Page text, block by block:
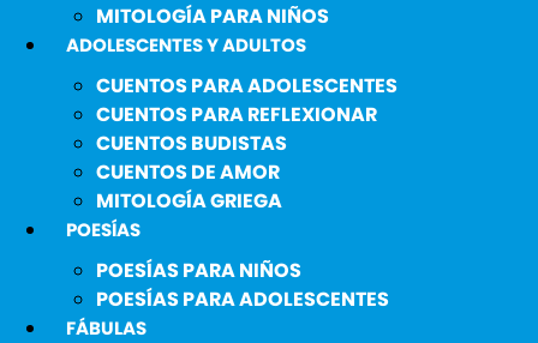
MITOLOGÍA PARA NIÑOS
ADOLESCENTES Y ADULTOS
CUENTOS PARA ADOLESCENTES
CUENTOS PARA REFLEXIONAR
CUENTOS BUDISTAS
CUENTOS DE AMOR
MITOLOGÍA GRIEGA
POESÍAS
POESÍAS PARA NIÑOS
POESÍAS PARA ADOLESCENTES
FÁBULAS